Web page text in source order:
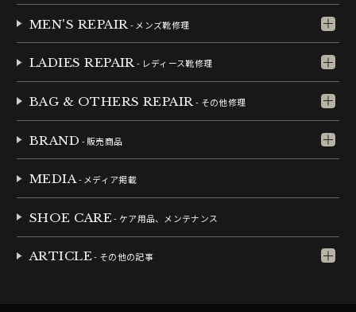
MEN'S REPAIR - メンズ靴修理
LADIES REPAIR- レディース靴修理
BAG & OTHERS REPAIR- その他修理
BRAND - 販売商品
MEDIA- メディア掲載
SHOE CARE- ケア用品、メンテナンス
ARTICLE- その他の記事